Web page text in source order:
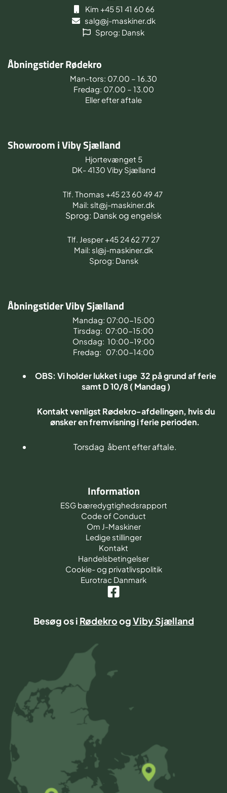
Kim +45 51 41 60 66
salg@j-maskiner.dk
Sprog: Dansk
Åbningstider Rødekro
Man-tors: 07.00 – 16.30
Fredag: 07.00 – 13.00
Eller efter aftale
Showroom i Viby Sjælland
Hjortevænget 5
DK- 4130 Viby Sjælland
Tlf. Thomas +45 23 60 49 47
Mail: slt@j-maskiner.dk
Sprog: Dansk og engelsk
Tlf. Jesper +45 24 62 77 27
Mail: sl@j-maskiner.dk
Sprog: Dansk
Åbningstider Viby Sjælland
Mandag: 07:00-15:00
Tirsdag: 07:00-15:00
Onsdag: 10:00-19:00
Fredag: 07:00-14:00
OBS: Vi holder lukket i uge 32 på grund af ferie
samt D 10/8 ( Mandag )
Kontakt venligst Rødekro-afdelingen, hvis du
ønsker en fremvisning i ferie perioden.
Torsdag åbent efter aftale.
Information
ESG bæredygtighedsrapport
Code of Conduct
Om J-Maskiner
Ledige stillinger
Kontakt
Handelsbetingelser
Cookie- og privatlivspolitik
Eurotrac Danmark
Besøg os i RødekroogViby Sjælland